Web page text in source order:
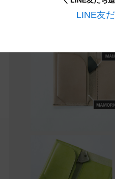
LINE友